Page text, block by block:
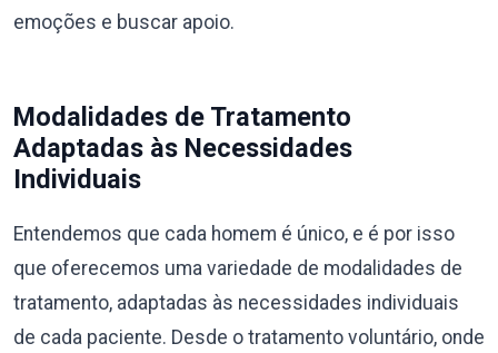
emoções e buscar apoio.
Modalidades de Tratamento
Adaptadas às Necessidades
Individuais
Entendemos que cada homem é único, e é por isso
que oferecemos uma variedade de modalidades de
tratamento, adaptadas às necessidades individuais
de cada paciente. Desde o tratamento voluntário, onde